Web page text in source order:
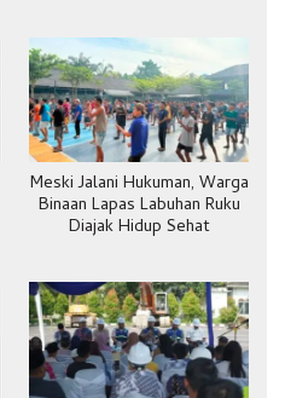
Meski Jalani Hukuman, Warga
Binaan Lapas Labuhan Ruku
Diajak Hidup Sehat